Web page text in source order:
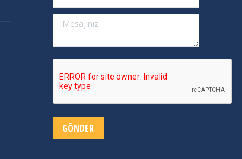
Mesajınız
GÖNDER